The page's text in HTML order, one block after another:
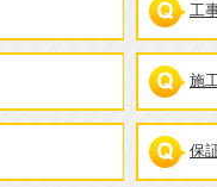
工
施
保